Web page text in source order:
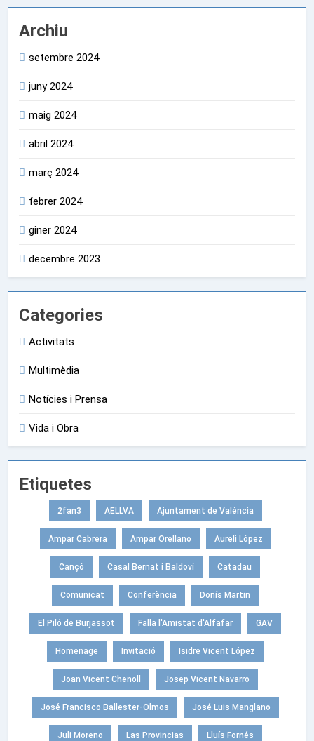
Archiu
setembre 2024
juny 2024
maig 2024
abril 2024
març 2024
febrer 2024
giner 2024
decembre 2023
Categories
Activitats
Multimèdia
Notícies i Prensa
Vida i Obra
Etiquetes
2fan3 AELLVA Ajuntament de Valéncia
Ampar Cabrera Ampar Orellano Aureli López
Cançó Casal Bernat i Baldoví Catadau
Comunicat Conferència Donís Martin
El Piló de Burjassot Falla l'Amistat d'Alfafar GAV
Homenage Invitació Isidre Vicent López
Joan Vicent Chenoll Josep Vicent Navarro
José Francisco Ballester-Olmos José Luis Manglano
Juli Moreno Las Provincias Lluís Fornés